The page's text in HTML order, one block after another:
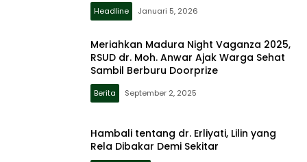
Headline Januari 5, 2026
Meriahkan Madura Night Vaganza 2025,
RSUD dr. Moh. Anwar Ajak Warga Sehat
Sambil Berburu Doorprize
Berita September 2, 2025
Hambali tentang dr. Erliyati, Lilin yang
Rela Dibakar Demi Sekitar